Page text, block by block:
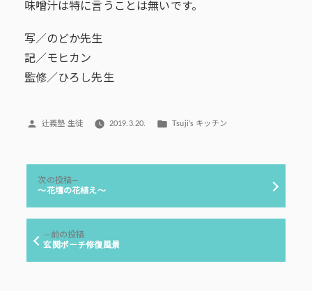
味噌汁は特に言うことは無いです。
写／のどか先生
記／モヒカン
監修／ひろし先生
投
辻義塾 生徒 2019.3.20.
カ
リ
Tsuji’s キッチン
ナ
ー
前の投稿前
の
玄関ポーチ修復風景
次の投稿
の
～花壇の花植え～